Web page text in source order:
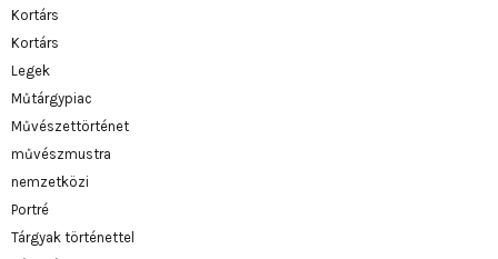
Kortárs
Kortárs
Legek
Műtárgypiac
Művészettörténet
művészmustra
nemzetközi
Portré
Tárgyak történettel